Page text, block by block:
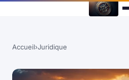
Accueil›Juridique